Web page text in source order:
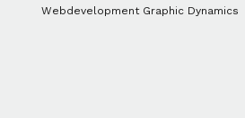
Webdevelopment Graphic Dynamics